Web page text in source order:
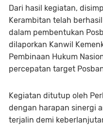
Dari hasil kegiatan,
Kerambitan telah
dalam pembentukan
dilaporkan Kanwil
Pembinaan Hukum
percepatan target
Kegiatan ditutup oleh
dengan harapan sinergi
terjalin demi